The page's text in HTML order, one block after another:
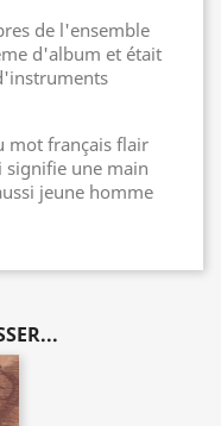
de l'ensemble
d'album et était
mot français flair
signifie une main
jeune homme